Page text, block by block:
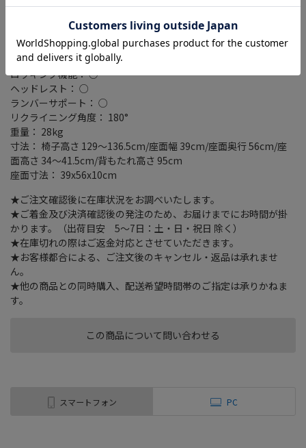
この商品について問い合わせる
高さ調節機能： 34～41.5cm
耐荷重： 150kg
カラータイプ： イエロー
ロッキング機能： ○
ヘッドレスト： ○
ランバーサポート： ○
リクライニング角度： 180°
重量： 28kg
寸法： 椅子高さ 129～136.5cm/座面幅 39cm/座面奥行 56cm/座
面高さ 34～41.5cm/背もたれ高さ 95cm
座面寸法： 39x56x10cm
★ご注文確認後に在庫状況をお調べいたします。
★ご着金及び決済確認後の発注のため、お届けまでにお時間が掛
かります。（出荷目安 5～7日：土・日・祝日 除く）
★在庫切れの際はご返金対応とさせていただきます。
★お客様都合による、ご注文後のキャンセル・返品は承れませ
ん。
★他の商品との同時購入、配送希望時間帯のご指定は承りかねま
す。
スマートフォン PC